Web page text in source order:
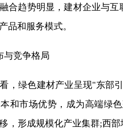
合趋势明显，建材企业与
品和服务模式。
与竞争格局
，绿色建材产业呈现"东部
和市场优势，成为高端绿
，形成规模化产业集群;西